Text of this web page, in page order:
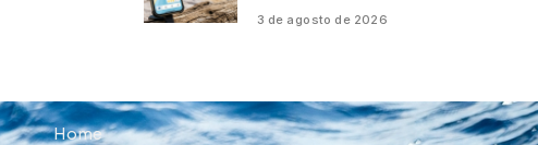
de ir à praia
3 de agosto de 2026
Home